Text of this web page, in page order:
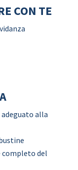
CON TE
alla
completo del